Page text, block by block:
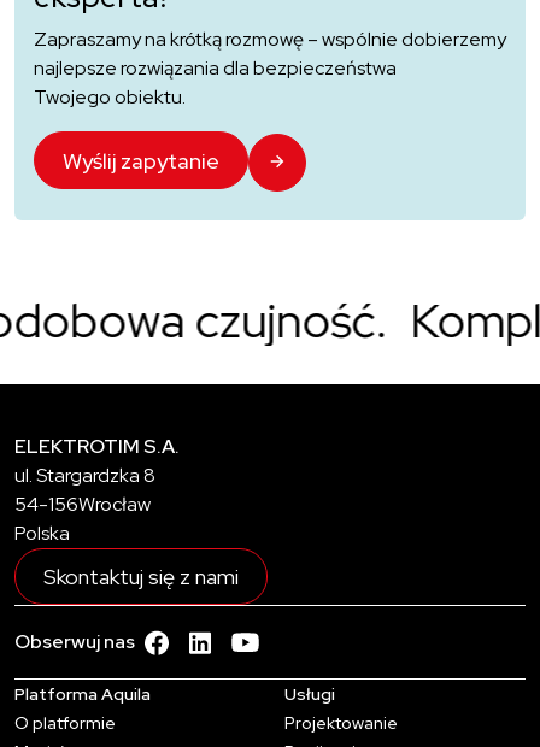
Zapraszamy na krótką rozmowę – wspólnie dobierzemy
najlepsze rozwiązania dla bezpieczeństwa
Twojego obiektu.
Wyślij zapytanie
czujność.
ELEKTROTIM S.A.
ul. Stargardzka 8
54-156Wrocław
Polska
Skontaktuj się z nami
Obserwuj nas facebook - zobacz więcej
linkedin - zobacz więcej
Platforma Aquila
O platformie
Usługi
Projektowanie